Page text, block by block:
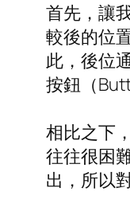
首先，讓
較後的位
此，後位
按鈕（
相比之下
往往很困
出，所以